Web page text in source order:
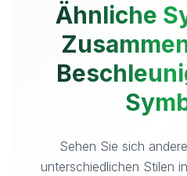
Ähnliche
Sehen Sie sich
unterschiedlichen Stilen